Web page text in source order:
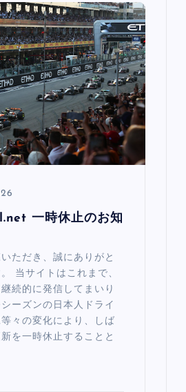
一時休止のお知
ただき、誠にありがと
当サイトはこれまで、
続的に発信してまいり
ーズンの日本人ドライ
々の変化により、しば
を一時休止することと